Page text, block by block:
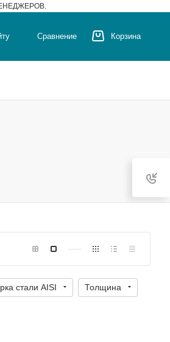
Сравнение Корзина
стали AISI Толщина